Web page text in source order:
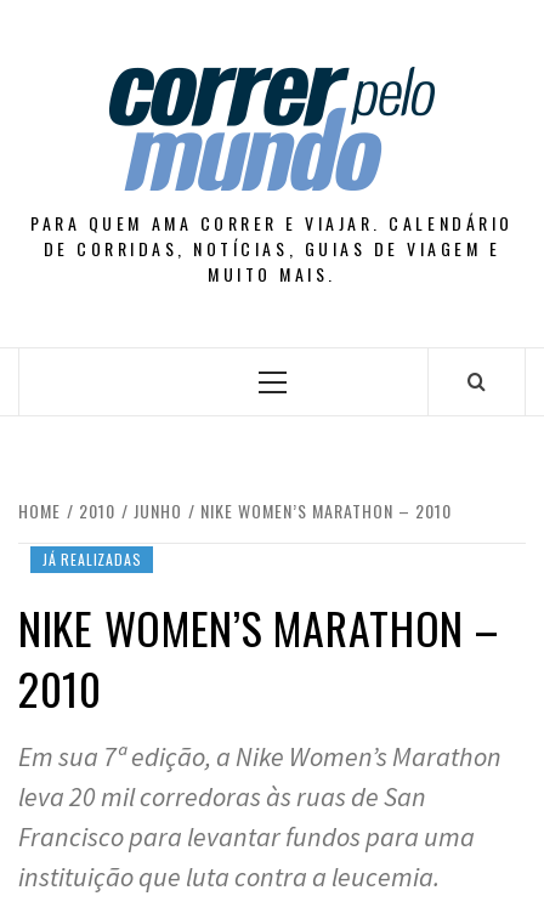
PARA QUEM AMA CORRER E VIAJAR. CALENDÁRIO
DE CORRIDAS, NOTÍCIAS, GUIAS DE VIAGEM E
MUITO MAIS.
Primary
HOME 2010 JUNHO NIKE WOMEN’S MARATHON – 2010
JÁ REALIZADAS
NIKE WOMEN’S MARATHON –
2010
Em sua 7ª edição, a Nike Women’s Marathon
leva 20 mil corredoras às ruas de San
Francisco para levantar fundos para uma
instituição que luta contra a leucemia.